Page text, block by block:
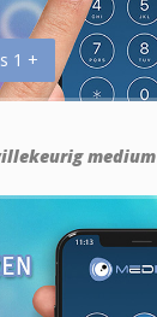
1 +
medium